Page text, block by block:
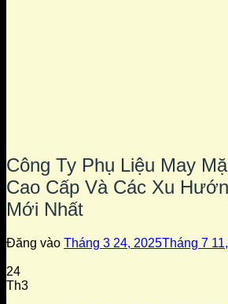
Công Ty Phụ Liệu May
Cao Cấp Và Các Xu
Mới Nhất
Đăng vào Tháng 3 24, 2025Tháng 7
24
Th3